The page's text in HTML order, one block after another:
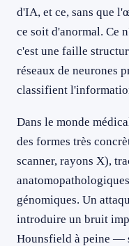
d'IA, et ce, sans que
ce soit d'anormal. Ce
c'est une faille
réseaux de neurones
classifient
Dans le monde
des formes très
scanner, rayons X),
génomiques. Un
introduire un bruit
Hounsfield à peine —